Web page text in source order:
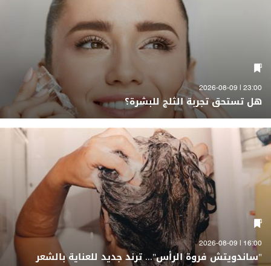
23:00 | 2026-08-09
هل تستحق تجربة الثلج للبشرة؟
16:00 | 2026-08-09
"ساندويتش فروة الرأس"... ترند جديد للعناية بالشعر